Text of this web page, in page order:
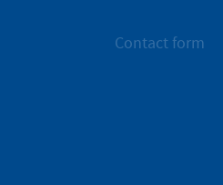
Contact form